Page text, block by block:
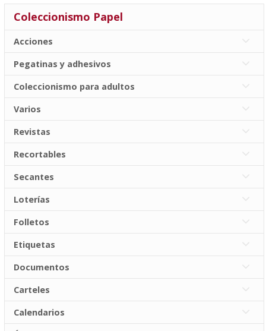
Coleccionismo Papel
Acciones
Pegatinas y adhesivos
Coleccionismo para adultos
Varios
Revistas
Recortables
Secantes
Loterías
Folletos
Etiquetas
Documentos
Carteles
Calendarios